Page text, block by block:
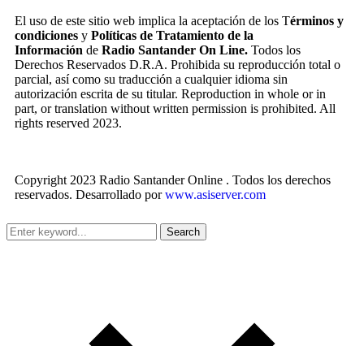
El uso de este sitio web implica la aceptación de los Términos y
condiciones y Políticas de Tratamiento de la
Información de Radio Santander On Line. Todos los
Derechos Reservados D.R.A. Prohibida su reproducción total o
parcial, así como su traducción a cualquier idioma sin
autorización escrita de su titular. Reproduction in whole or in
part, or translation without written permission is prohibited. All
rights reserved 2023.
Copyright 2023 Radio Santander Online . Todos los derechos
reservados. Desarrollado porwww.asiserver.com
Search